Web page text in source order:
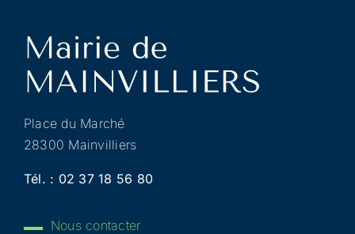
Place du Marché
28300 Mainvilliers
Tél. : 02 37 18 56 80
Nous contacter